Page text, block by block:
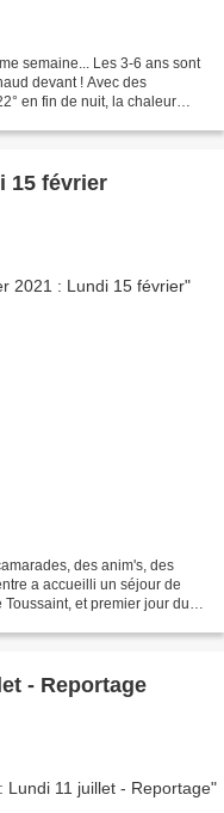
semaine... Les 3-6 ans sont
devant ! Avec des
en fin de nuit, la chaleur
15 février
des anim's, des
a accueilli un séjour de
et premier jour du
- Reportage